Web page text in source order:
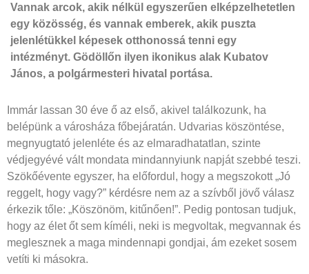
Vannak arcok, akik nélkül egyszerűen elképzelhetetlen
egy közösség, és vannak emberek, akik puszta
jelenlétükkel képesek otthonossá tenni egy
intézményt. Gödöllőn ilyen ikonikus alak Kubatov
János, a polgármesteri hivatal portása.
Immár lassan 30 éve ő az első, akivel találkozunk, ha
belépünk a városháza főbejáratán. Udvarias köszöntése,
megnyugtató jelenléte és az elmaradhatatlan, szinte
védjegyévé vált mondata mindannyiunk napját szebbé teszi.
Szökőévente egyszer, ha előfordul, hogy a megszokott „Jó
reggelt, hogy vagy?” kérdésre nem az a szívből jövő válasz
érkezik tőle: „Köszönöm, kitűnően!”. Pedig pontosan tudjuk,
hogy az élet őt sem kíméli, neki is megvoltak, megvannak és
meglesznek a maga mindennapi gondjai, ám ezeket sosem
vetíti ki másokra.